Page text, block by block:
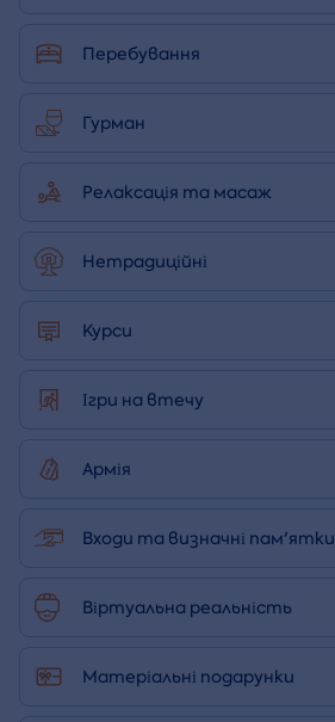
Перебування
Гурман
Релаксація та масаж
Нетрадиційні
Курси
Ігри на втечу
Армія
Входи та визначні пам'ятки
Віртуальна реальність
Матеріальні подарунки